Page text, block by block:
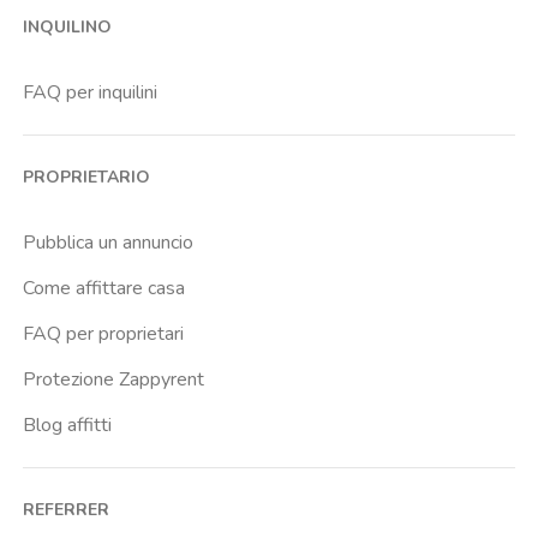
Cenisia
Crimea
Dante
Fiera
Gran Madre
INQUILINO
FAQ per inquilini
PROPRIETARIO
Pubblica un annuncio
Come affittare casa
FAQ per proprietari
Protezione Zappyrent
Blog affitti
REFERRER